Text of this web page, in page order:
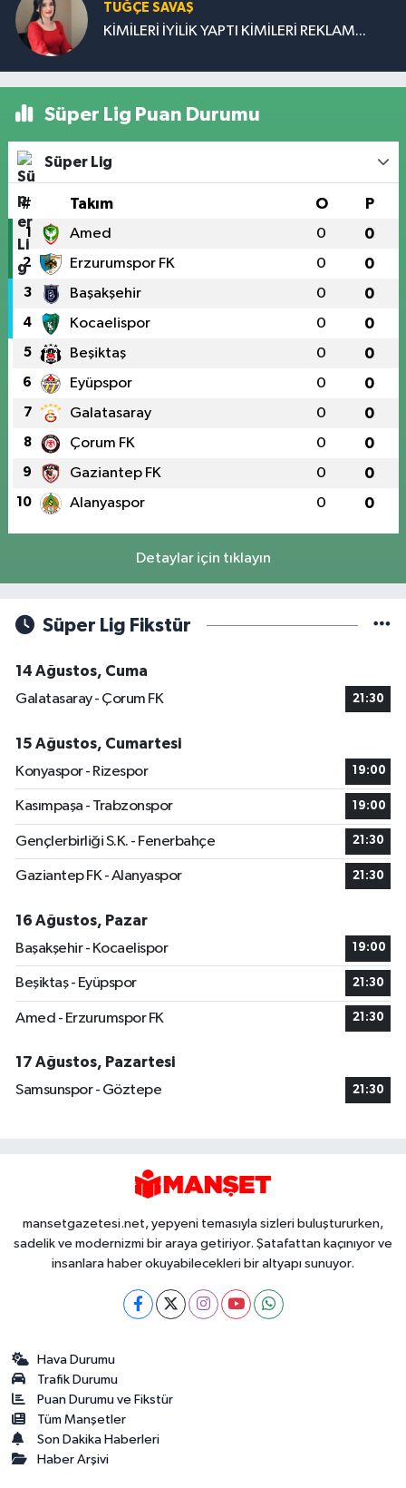
TUĞÇE SAVAŞ
KİMİLERİ İYİLİK YAPTI KİMİLERİ REKLAM...
Süper Lig Puan Durumu
Süper Lig
# Takım O P
1 Amed 0 0
2 Erzurumspor FK 0 0
3 Başakşehir 0 0
4 Kocaelispor 0 0
5 Beşiktaş 0 0
6 Eyüpspor 0 0
7 Galatasaray 0 0
8 Çorum FK 0 0
9 Gaziantep FK 0 0
10 Alanyaspor 0 0
Detaylar için tıklayın
Süper Lig Fikstür
14 Ağustos, Cuma
Galatasaray - Çorum FK
21:30
15 Ağustos, Cumartesi
Konyaspor - Rizespor
19:00
Kasımpaşa - Trabzonspor 19:00
Gençlerbirliği S.K. - Fenerbahçe 21:30
Gaziantep FK - Alanyaspor 21:30
16 Ağustos, Pazar
Başakşehir - Kocaelispor
19:00
Beşiktaş - Eyüpspor 21:30
Amed - Erzurumspor FK 21:30
17 Ağustos, Pazartesi
Samsunspor - Göztepe
21:30
mansetgazetesi.net, yepyeni temasıyla sizleri buluştururken,
sadelik ve modernizmi bir araya getiriyor. Şatafattan kaçınıyor ve
insanlara haber okuyabilecekleri bir altyapı sunuyor.
Hava Durumu
Trafik Durumu
Puan Durumu ve Fikstür
Tüm Manşetler
Son Dakika Haberleri
Haber Arşivi